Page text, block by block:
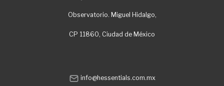
Observatorio. Miguel Hidalgo,
CP 11860, Ciudad de México
info@hessentials.com.mx